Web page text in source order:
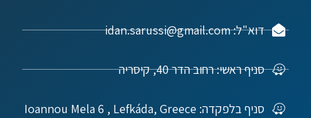
דוא"ל: idan.sarussi@gmail.com
סניף ראשי: רחוב הדר 40, קיסריה
סניף בלפקדה: Ioannou Mela 6 , Lefkáda, Greece